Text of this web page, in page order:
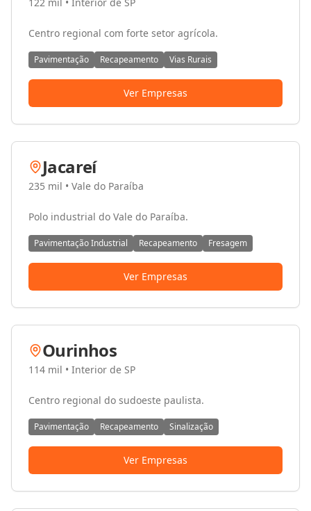
Centro regional com forte setor agrícola.
Pavimentação Recapeamento Vias Rurais
Ver Empresas
Jacareí
235 mil • Vale do Paraíba
Polo industrial do Vale do Paraíba.
Pavimentação Industrial Recapeamento Fresagem
Ver Empresas
Ourinhos
114 mil • Interior de SP
Centro regional do sudoeste paulista.
Pavimentação Recapeamento Sinalização
Ver Empresas